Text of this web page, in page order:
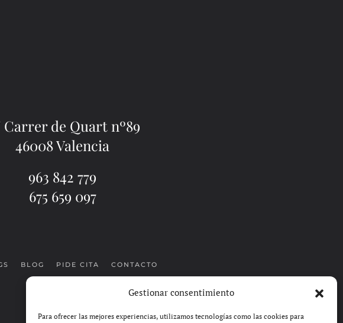
Gestionar consentimiento
Para ofrecer las mejores experiencias, utilizamos tecnologías como las cookies para
Carrer de Quart nº89
46008 Valencia
963 842 779
675 659 097
BLOG PIDE CITA CONTACTO